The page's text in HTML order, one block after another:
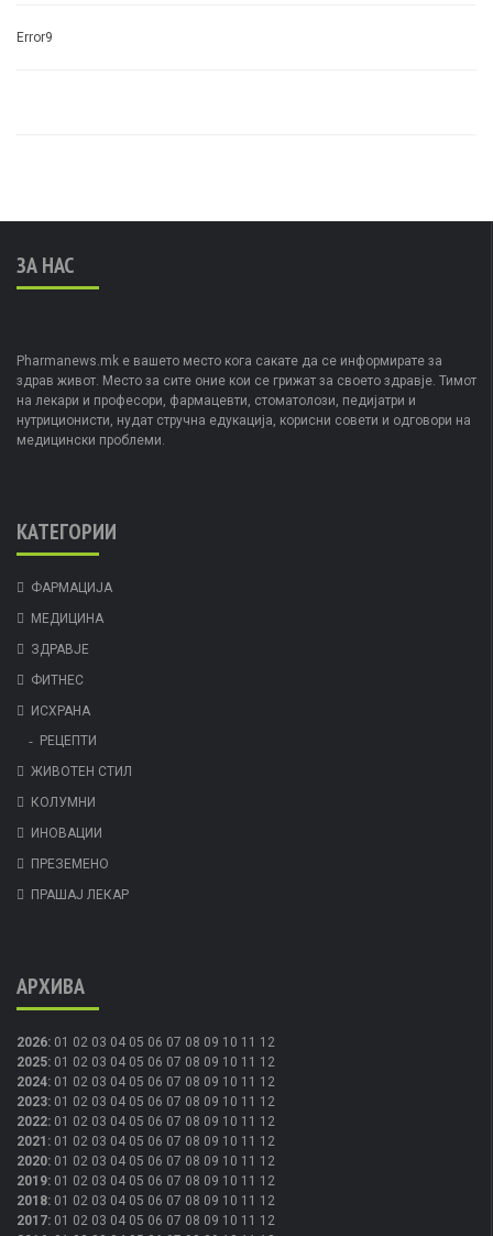
Error9
ЗА НАС
Pharmanews.mk е вашето место кога сакате да се информирате за
здрав живот. Место за сите оние кои се грижат за своето здравје. Тимот
на лекари и професори, фармацевти, стоматолози, педијатри и
нутриционисти, нудат стручна едукација, корисни совети и одговори на
медицински проблеми.
КАТЕГОРИИ
ФАРМАЦИЈА
МЕДИЦИНА
ЗДРАВЈЕ
ФИТНЕС
ИСХРАНА
РЕЦЕПТИ
ЖИВОТЕН СТИЛ
КОЛУМНИ
ИНОВАЦИИ
ПРЕЗЕМЕНО
ПРАШАЈ ЛЕКАР
АРХИВА
2026: 01 02 03 04 05 06 07 08 09 10 11 12
2025: 01 02 03 04 05 06 07 08 09 10 11 12
2024: 01 02 03 04 05 06 07 08 09 10 11 12
2023: 01 02 03 04 05 06 07 08 09 10 11 12
2022: 01 02 03 04 05 06 07 08 09 10 11 12
2021 : 01 02 03 04 05 06 07 08 09 10 11 12
2020: 01 02 03 04 05 06 07 08 09 10 11 12
2019: 01 02 03 04 05 06 07 08 09 10 11 12
2018: 01 02 03 04 05 06 07 08 09 10 11 12
2017: 01 02 03 04 05 06 07 08 09 10 11 12